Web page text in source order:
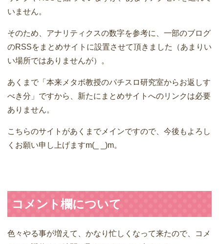
いません。
そのため、アナリティクスの数字を参考に、一部のブログ
のRSSをまとめサイトに設置させて頂きました（あまりい
い場所ではありませんが）。
あくまで「本来メタボ教授のパチスロ研究室からお返しす
べき分」ですから、新たにまとめサイトへのリンクは必要
ありません。
こちらのサイトがあくまでメインですので、今後もよろし
くお願い申し上げますm(_ _)m。
コメント欄について
色々やる事が増えて、かなり忙しくなって来たので、コメ